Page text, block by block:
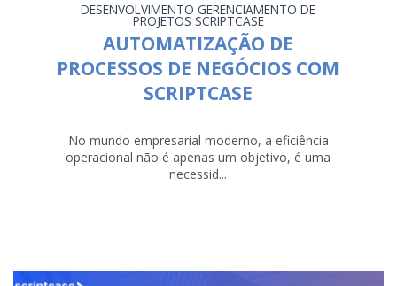
DESENVOLVIMENTO GERENCIAMENTO DE
PROJETOS SCRIPTCASE
AUTOMATIZAÇÃO DE
PROCESSOS DE NEGÓCIOS COM
SCRIPTCASE
No mundo empresarial moderno, a eficiência
operacional não é apenas um objetivo, é uma
necessid...